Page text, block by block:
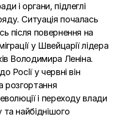
і органи, підлеглі
Ситуація почалась
після повернення на
у Швейцарії лідера
Володимира Леніна.
Росії у червні він
розгортання
і переходу влади
найбіднішого